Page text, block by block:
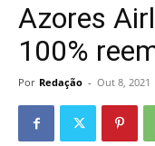
Azores
100%
Por Redação - Out 8, 2021